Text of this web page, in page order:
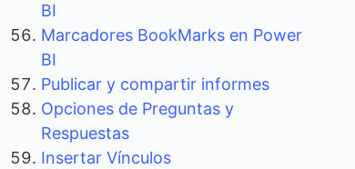
BI
Marcadores BookMarks en Power
BI
Publicar y compartir informes
Opciones de Preguntas y
Respuestas
Insertar Vínculos